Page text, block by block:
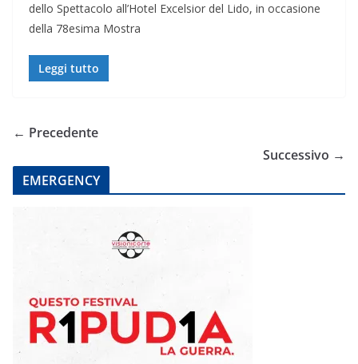
dello Spettacolo all’Hotel Excelsior del Lido, in occasione
della 78esima Mostra
Leggi tutto
← Precedente
Successivo →
EMERGENCY